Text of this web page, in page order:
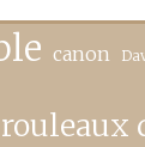
canon